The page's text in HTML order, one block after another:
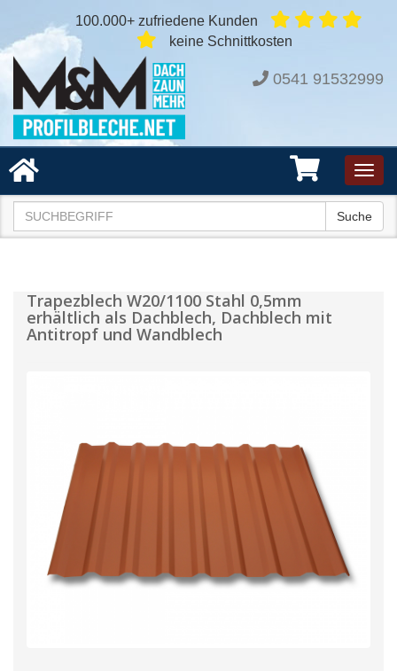
100.000+ zufriedene Kunden
keine Schnittkosten
0541 91532999
Suche
Trapezblech W20/1100 Stahl 0,5mm
erhältlich als Dachblech, Dachblech mit
Antitropf und Wandblech